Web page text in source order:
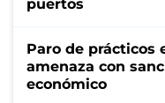
puertos
Paro de prácticos
amenaza con
económico